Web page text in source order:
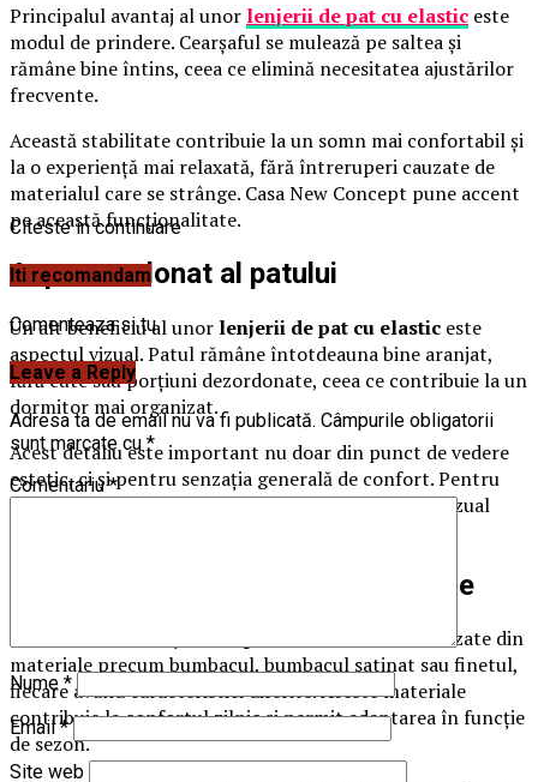
Principalul avantaj al unor lenjerii de pat cu elastic este
modul de prindere. Cearșaful se mulează pe saltea și
rămâne bine întins, ceea ce elimină necesitatea ajustărilor
frecvente.
Această stabilitate contribuie la un somn mai confortabil și
la o experiență mai relaxată, fără întreruperi cauzate de
materialul care se strânge. Casa New Concept pune accent
pe această funcționalitate.
Aspect ordonat al patului
Un alt beneficiu al unor lenjerii de pat cu elastic este
aspectul vizual. Patul rămâne întotdeauna bine aranjat,
fără cute sau porțiuni dezordonate, ceea ce contribuie la un
dormitor mai organizat.
Acest detaliu este important nu doar din punct de vedere
estetic, ci și pentru senzația generală de confort. Pentru
Casa New Concept, echilibrul dintre funcțional și vizual
Materiale confortabile și adaptabile
sunt realizate din
materiale precum bumbacul, bumbacul satinat sau finetul,
fiecare având caracteristici diferite. Aceste materiale
contribuie la confortul zilnic și permit adaptarea în funcție
de sezon.
Citeste in continuare
Iti recomandam
Comenteaza si tu
Leave a Reply
Adresa ta de email nu va fi publicată. Câmpurile obligatorii
sunt marcate cu *
Comentariu*
Nume*
Email*
Site web